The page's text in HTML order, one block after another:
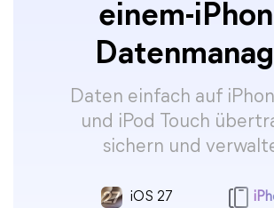
einem-
Daten einfach auf
und iPod Touch
sichern und
iOS 27